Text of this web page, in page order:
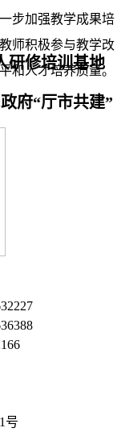
研修培训基地
府“厅市共建”
步加强教学成果培
师积极参与教学改
和人才培养质量。
号